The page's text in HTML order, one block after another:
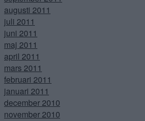
augusti 2011
juli 2011
juni 2011
maj 2011
april 2011
mars 2011
februari 2011
januari 2011
december 2010
november 2010